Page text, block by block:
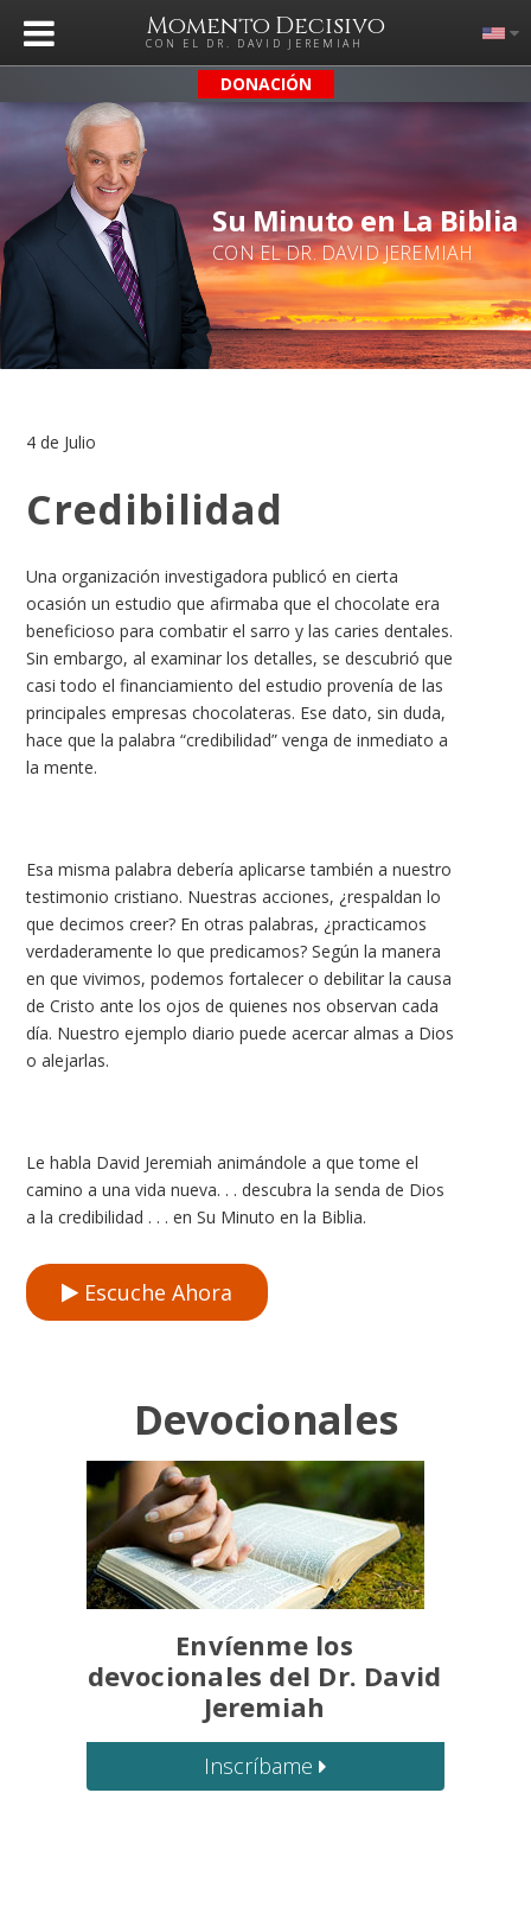
Momento Decisivo
CON EL DR. DAVID JEREMIAH
DONACIÓN
Su Minuto en La Biblia
CON EL DR. DAVID JEREMIAH
4 de Julio
Credibilidad
Una organización investigadora publicó en cierta
ocasión un estudio que afirmaba que el chocolate era
beneficioso para combatir el sarro y las caries dentales.
Sin embargo, al examinar los detalles, se descubrió que
casi todo el financiamiento del estudio provenía de las
principales empresas chocolateras. Ese dato, sin duda,
hace que la palabra “credibilidad” venga de inmediato a
la mente.
Esa misma palabra debería aplicarse también a nuestro
testimonio cristiano. Nuestras acciones, ¿respaldan lo
que decimos creer? En otras palabras, ¿practicamos
verdaderamente lo que predicamos? Según la manera
en que vivimos, podemos fortalecer o debilitar la causa
de Cristo ante los ojos de quienes nos observan cada
día. Nuestro ejemplo diario puede acercar almas a Dios
o alejarlas.
Le habla David Jeremiah animándole a que tome el
camino a una vida nueva. . . descubra la senda de Dios
a la credibilidad . . . en Su Minuto en la Biblia.
Escuche Ahora
Devocionales
Envíenme los
devocionales del Dr. David
Jeremiah
Inscríbame